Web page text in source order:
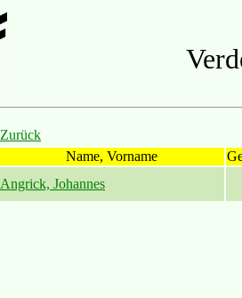
Zurück
Name, Vorname
Angrick, Johannes